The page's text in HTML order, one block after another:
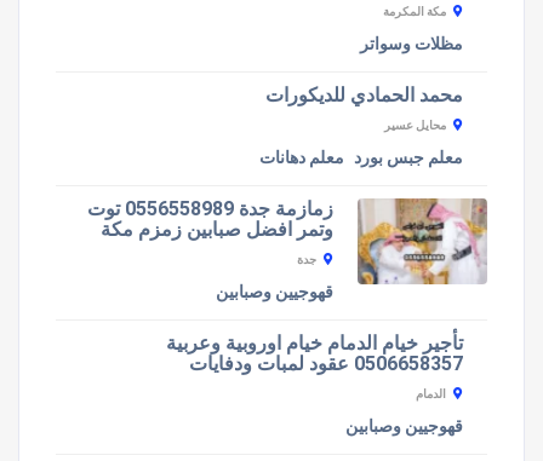
مكة المكرمة
مظلات وسواتر
محمد الحمادي للديكورات
محايل عسير
معلم جبس بورد معلم دهانات
زمازمة جدة 0556558989 توت
وتمر افضل صبابين زمزم مكة
جدة
قهوجيين وصبابين
تأجير خيام الدمام خيام اوروبية وعربية
0506658357 عقود لمبات ودفايات
الدمام
قهوجيين وصبابين